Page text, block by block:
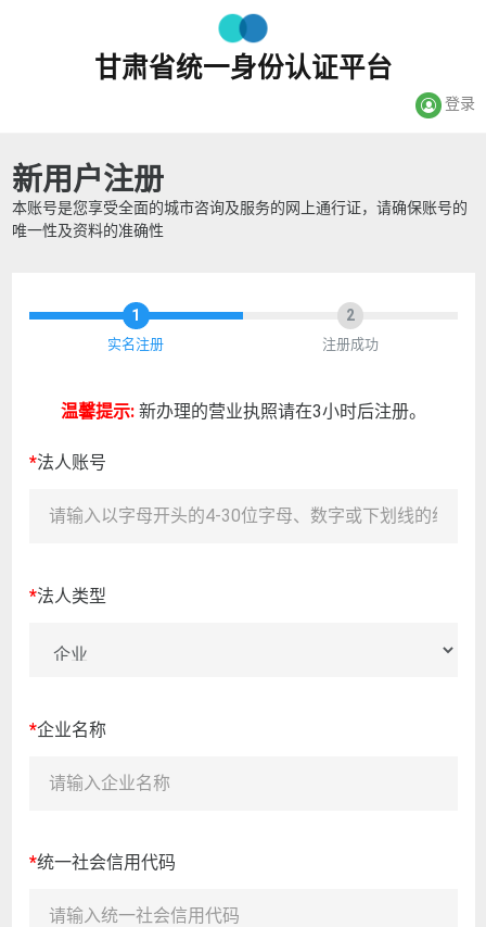
甘肃省统一身份认证平台
登录
新用户注册
本账号是您享受全面的城市咨询及服务的网上通行证，请确保账号的
唯一性及资料的准确性
1
实名注册
2
注册成功
温馨提示:新办理的营业执照请在3小时后注册。
*法人账号
*法人类型
*企业名称
*统一社会信用代码